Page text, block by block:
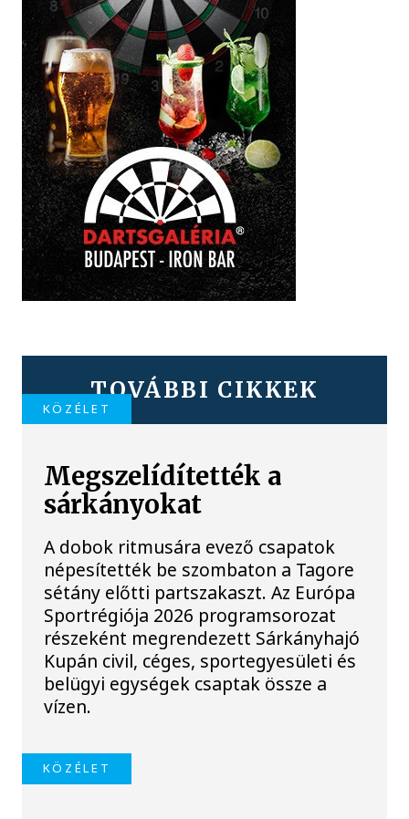
TOVÁBBI CIKKEK
KÖZÉLET
Megszelídítették a
sárkányokat
A dobok ritmusára evező csapatok
népesítették be szombaton a Tagore
sétány előtti partszakaszt. Az Európa
Sportrégiója 2026 programsorozat
részeként megrendezett Sárkányhajó
Kupán civil, céges, sportegyesületi és
belügyi egységek csaptak össze a
vízen.
KÖZÉLET